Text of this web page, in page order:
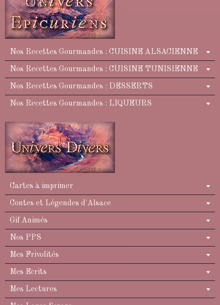
Nos Recettes Gourmandes : CUISINE ALSACIENNE
Nos Recettes Gourmandes : CUISINE TUNISIENNE
Nos Recettes Gourmandes : DESSERTS
Nos Recettes Gourmandes : LIQUEURS
Cartes à imprimer
Contes et Légendes d'Alsace
Gif Animés
Nos PPS
Mes Frivolités
Mes Ecrits
Mes Lectures